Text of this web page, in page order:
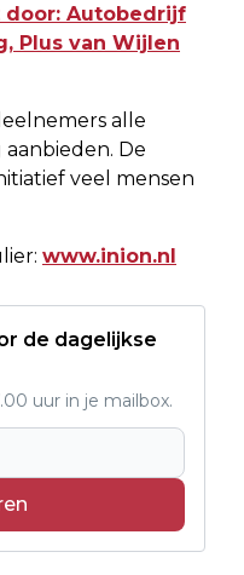
Autobedrijf
Plus van Wijlen
alle
De
veel mensen
www.inion.nl
de dagelijkse
uur in je mailbox.